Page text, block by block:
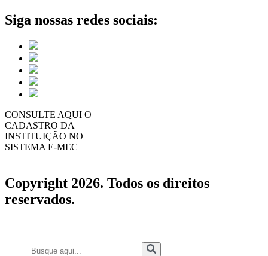
Siga nossas redes sociais:
CONSULTE AQUI O
CADASTRO DA
INSTITUIÇÃO NO
SISTEMA E-MEC
Copyright 2026. Todos os direitos
reservados.